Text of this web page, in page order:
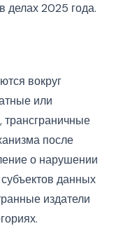
делах 2025 года.
вокруг
или
после
о нарушении
данных
издатели